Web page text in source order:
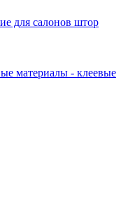
для салонов штор
материалы - клеевые